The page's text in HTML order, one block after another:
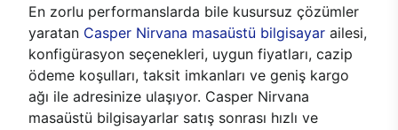
En zorlu performanslarda bile kusursuz çözümler
yaratan Casper Nirvana masaüstü bilgisayar ailesi,
konfigürasyon seçenekleri, uygun fiyatları, cazip
ödeme koşulları, taksit imkanları ve geniş kargo
ağı ile adresinize ulaşıyor. Casper Nirvana
masaüstü bilgisayarlar satış sonrası hızlı ve